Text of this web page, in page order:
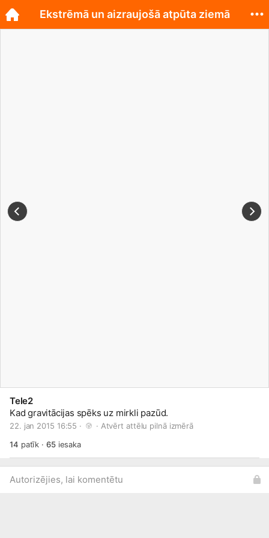
Tele2
Kad gravitācijas spēks uz mirkli pazūd.
22. jan 2015 16:55 · · Atvērt attēlu pilnā izmērā
14 patīk · 65iesaka
Autorizējies, lai komentētu
Ekstrēmā un aizraujošā atpūta ziemā